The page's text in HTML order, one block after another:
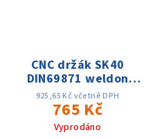
CNC držák SK40
DIN69871 weldon
D16x63, přesnost
0.005, AD, 15 tis. ot.
925,65 Kč včetně DPH
765 Kč
Vyprodáno